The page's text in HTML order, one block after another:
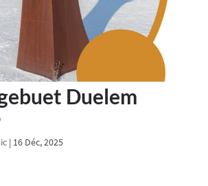
Duelem
| 16 Déc, 2025